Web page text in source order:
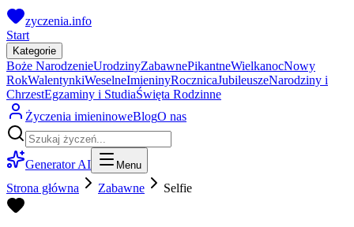
zyczenia.info
Start
Kategorie
Boże NarodzenieUrodzinyZabawnePikantneWielkanocNowy
RokWalentynkiWeselneImieninyRocznicaJubileuszeNarodziny i
ChrzestEgzaminy i StudiaŚwięta Rodzinne
Życzenia imieninoweBlogO nas
Generator AI Menu
Strona główna Zabawne Selfie